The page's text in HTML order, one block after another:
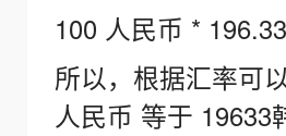
100 人民币 *
所以，根据汇率可
人民币 等于 19633